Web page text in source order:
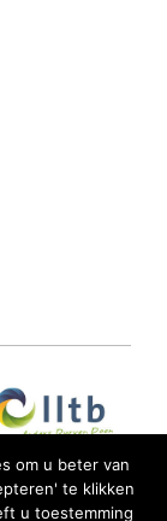
om u beter van
te klikken
u toestemming